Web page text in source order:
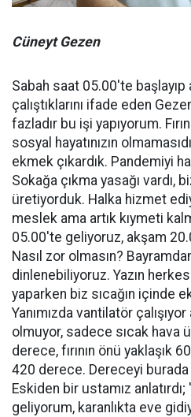
Cüneyt Gezen
Sabah saat 05.00'te
çalıştıklarını ifade eden
fazladır bu işi yapıyorum.
sosyal hayatınızın
ekmek çıkardık. Pandemiyi
Sokağa çıkma yasağı vardı,
üretiyorduk. Halka hizmet
meslek ama artık kıymeti
05.00'te geliyoruz, akşam
Nasıl zor olmasın?
dinlenebiliyoruz. Yazın
yaparken biz sıcağın içinde
Yanımızda vantilatör
olmuyor, sadece sıcak hava
derece, fırının önü yaklaşık
420 derece. Dereceyi
Eskiden bir ustamız anlatırdı;
geliyorum, karanlıkta eve